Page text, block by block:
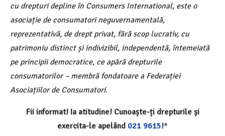
cu drepturi depline în Consumers International, este o
asociație de consumatori neguvernamentală,
reprezentativă, de drept privat, fără scop lucrativ, cu
patrimoniu distinct și indivizibil, independentă, întemeiată
pe principii democratice, ce apără drepturile
consumatorilor – membră fondatoare a Federației
Asociațiilor de Consumatori.
Fii informat! Ia atitudine! Cunoaște-ți drepturile și
exercita-le apelând 021 9615!*